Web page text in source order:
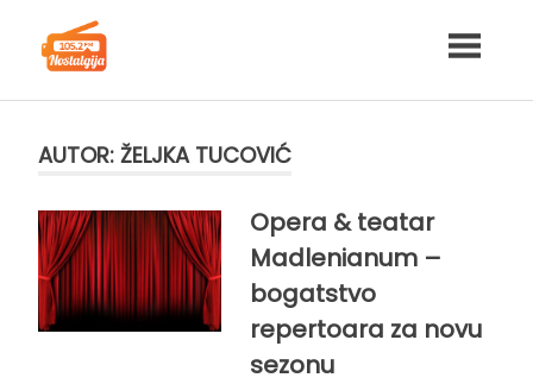
content
AUTOR: ŽELJKA TUCOVIĆ
Opera & teatar
Madlenianum –
bogatstvo
repertoara za novu
sezonu